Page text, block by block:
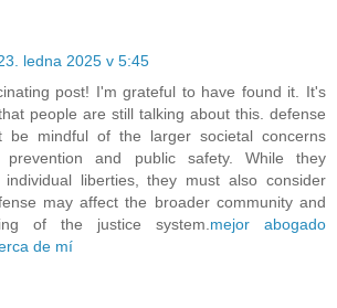
ledna 2025 v 5:45
post! I'm grateful to have found it. It's
people are still talking about this. defense
be mindful of the larger societal concerns
prevention and public safety. While they
liberties, they must also consider
may affect the broader community and
of the justice system. mejor abogado
de mí